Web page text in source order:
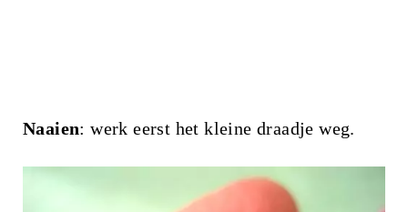
Naaien: werk eerst het kleine draadje weg.